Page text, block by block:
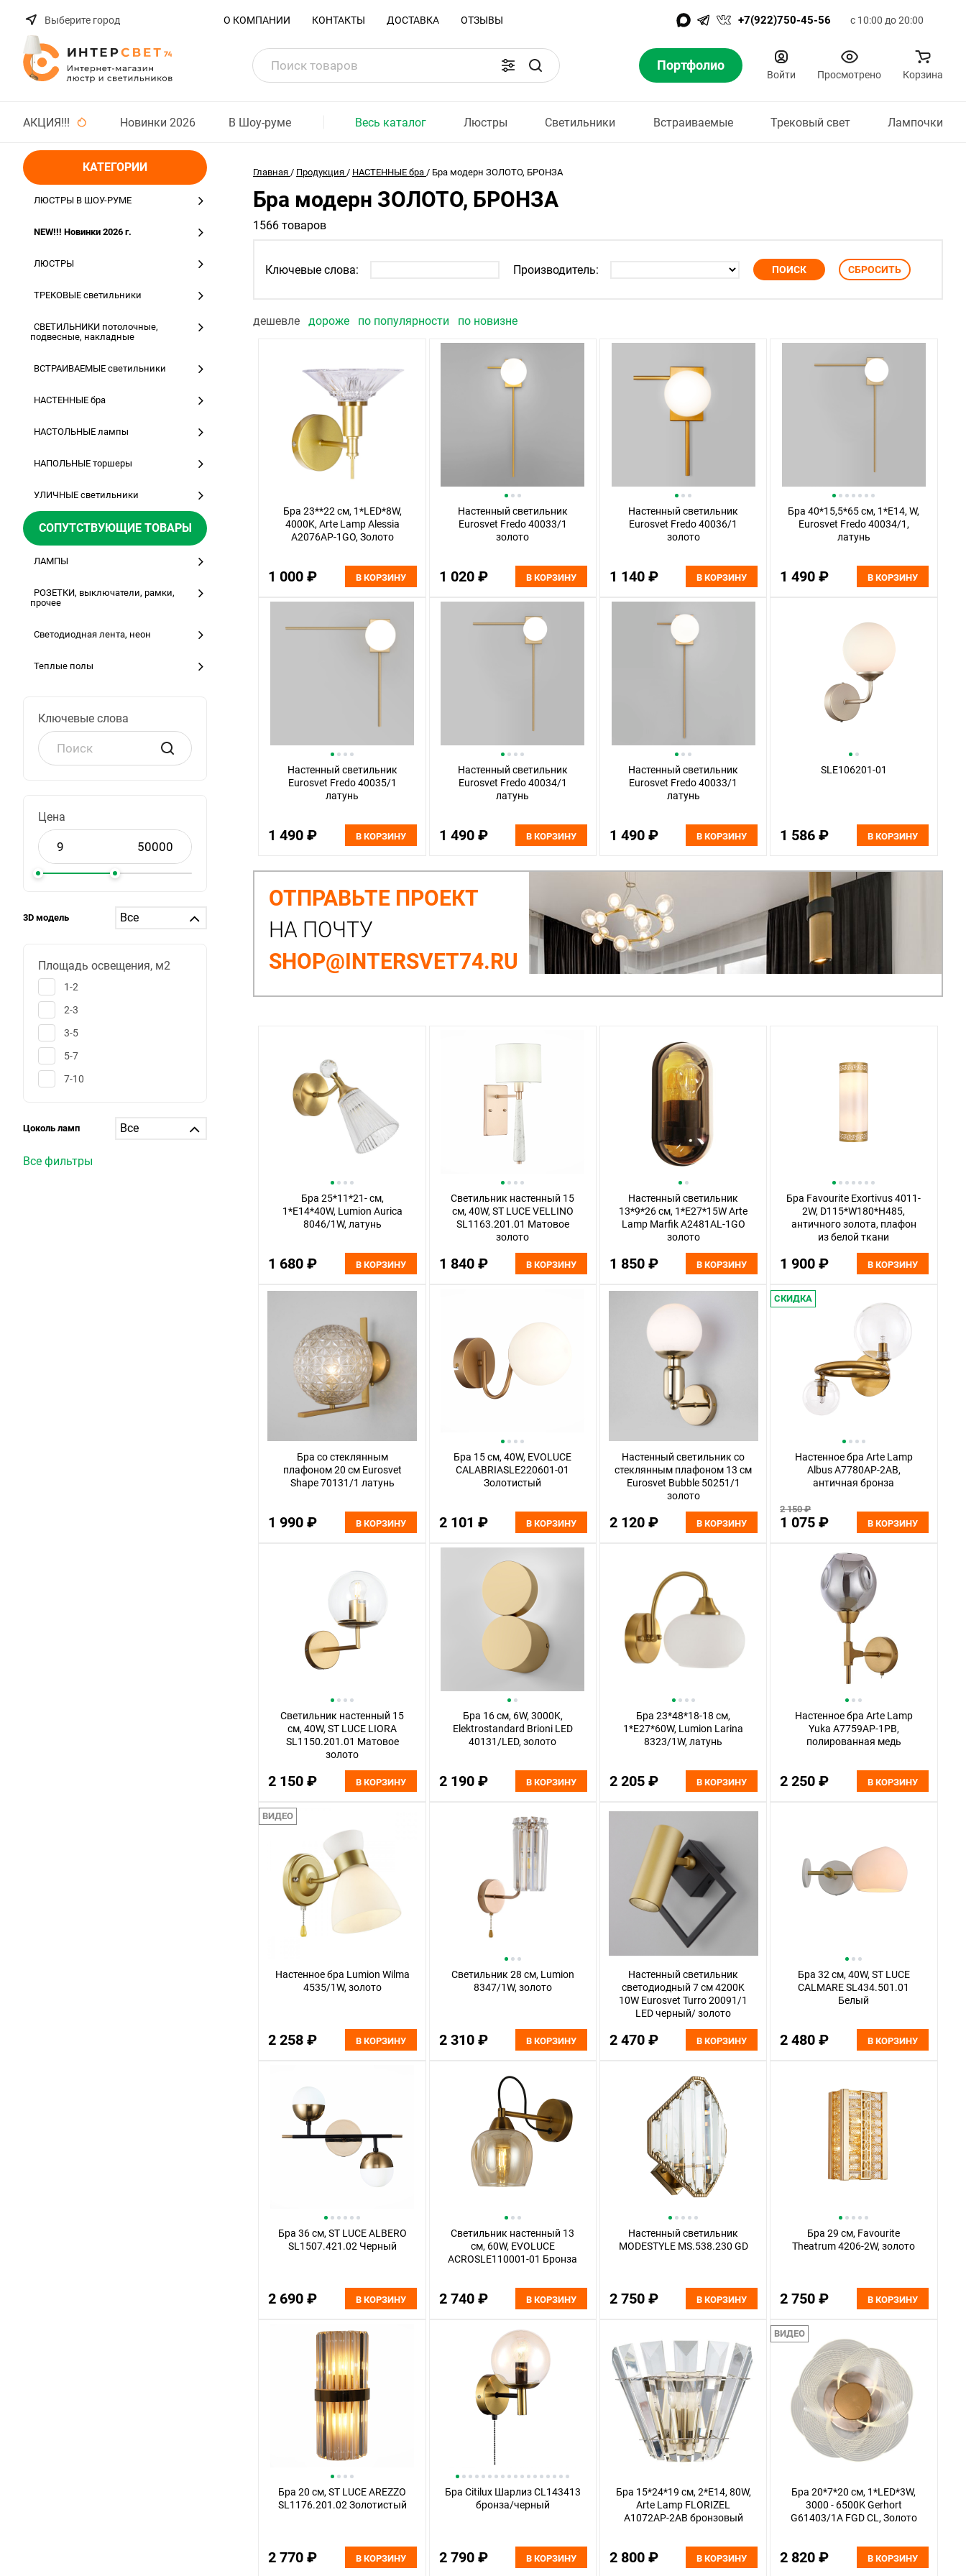
Выберите город О КОМПАНИИ КОНТАКТЫ ДОСТАВКА ОТЗЫВЫ +7(922)750-45-56 с 10:00 до 20:00
Портфолио
Войти Просмотрено Корзина
АКЦИЯ!!! Новинки 2026 В Шоу-руме Весь каталог Люстры Светильники Встраиваемые Трековый свет Лампочки
КАТЕГОРИИ
ЛЮСТРЫ В ШОУ-РУМЕ
NEW!!! Новинки 2026 г.
ЛЮСТРЫ
ТРЕКОВЫЕ светильники
СВЕТИЛЬНИКИ потолочные,
подвесные, накладные
ВСТРАИВАЕМЫЕ светильники
НАСТЕННЫЕ бра
НАСТОЛЬНЫЕ лампы
НАПОЛЬНЫЕ торшеры
УЛИЧНЫЕ светильники
СОПУТСТВУЮЩИЕ ТОВАРЫ
ЛАМПЫ
РОЗЕТКИ, выключатели, рамки,
прочее
Светодиодная лента, неон
Теплые полы
Ключевые слова
Цена
3D модель
Площадь освещения, м2
1-2
2-3
3-5
5-7
7-10
12-15
20-25
Цоколь ламп
Все фильтры
Главная / Продукция / НАСТЕННЫЕ бра / Бра модерн ЗОЛОТО, БРОНЗА
Бра модерн ЗОЛОТО, БРОНЗА
1566 товаров
Ключевые слова: Производитель:
дешевле дороже по популярности по новизне
Бра 23**22 см, 1*LED*8W,
4000K, Arte Lamp Alessia
A2076AP-1GO, Золото
1 000 ₽ В КОРЗИНУ
Настенный светильник
Eurosvet Fredo 40033/1
золото
1 020 ₽ В КОРЗИНУ
Настенный светильник
Eurosvet Fredo 40036/1
золото
1 140 ₽ В КОРЗИНУ
Бра 40*15,5*65 см, 1*E14, W,
Eurosvet Fredo 40034/1,
латунь
1 490 ₽ В КОРЗИНУ
Настенный светильник
Eurosvet Fredo 40035/1
латунь
1 490 ₽ В КОРЗИНУ
Настенный светильник
Eurosvet Fredo 40034/1
латунь
1 490 ₽ В КОРЗИНУ
Настенный светильник
Eurosvet Fredo 40033/1
латунь
1 490 ₽ В КОРЗИНУ
SLE106201-01
1 586 ₽ В КОРЗИНУ
ОТПРАВЬТЕ ПРОЕКТ
НА ПОЧТУ
SHOP@INTERSVET74.RU
Бра 25*11*21- см,
1*E14*40W, Lumion Aurica
8046/1W, латунь
1 680 ₽ В КОРЗИНУ
Светильник настенный 15
см, 40W, ST LUCE VELLINO
SL1163.201.01 Матовое
золото
1 840 ₽ В КОРЗИНУ
Настенный светильник
13*9*26 cм, 1*E27*15W Arte
Lamp Marfik A2481AL-1GO
золото
1 850 ₽ В КОРЗИНУ
Бра Favourite Exortivus 4011-
2W, D115*W180*H485,
античного золота, плафон
из белой ткани
1 900 ₽ В КОРЗИНУ
Бра со стеклянным
плафоном 20 см Eurosvet
Shape 70131/1 латунь
1 990 ₽ В КОРЗИНУ
Бра 15 см, 40W, EVOLUCE
CALABRIASLE220601-01
Золотистый
2 101 ₽ В КОРЗИНУ
Настенный светильник со
стеклянным плафоном 13 см
Eurosvet Bubble 50251/1
золото
2 120 ₽ В КОРЗИНУ
СКИДКА
Настенное бра Arte Lamp
Albus A7780AP-2AB,
античная бронза
2 150 ₽
1 075 ₽ В КОРЗИНУ
Светильник настенный 15
см, 40W, ST LUCE LIORA
SL1150.201.01 Матовое
золото
2 150 ₽ В КОРЗИНУ
Бра 16 см, 6W, 3000K,
Elektrostandard Brioni LED
40131/LED, золото
2 190 ₽ В КОРЗИНУ
Бра 23*48*18-18 см,
1*E27*60W, Lumion Larina
8323/1W, латунь
2 205 ₽ В КОРЗИНУ
Настенное бра Arte Lamp
Yuka A7759AP-1PB,
полированная медь
2 250 ₽ В КОРЗИНУ
ВИДЕО
Настенное бра Lumion Wilma
4535/1W, золото
2 258 ₽ В КОРЗИНУ
Светильник 28 см, Lumion
8347/1W, золото
2 310 ₽ В КОРЗИНУ
Настенный светильник
светодиодный 7 см 4200K
10W Eurosvet Turro 20091/1
LED черный/ золото
2 470 ₽ В КОРЗИНУ
Бра 32 см, 40W, ST LUCE
CALMARE SL434.501.01
Белый
2 480 ₽ В КОРЗИНУ
Бра 36 см, ST LUCE ALBERO
SL1507.421.02 Черный
2 690 ₽ В КОРЗИНУ
Светильник настенный 13
см, 60W, EVOLUCE
ACROSLE110001-01 Бронза
2 740 ₽ В КОРЗИНУ
Настенный светильник
MODESTYLE MS.538.230 GD
2 750 ₽ В КОРЗИНУ
Бра 29 см, Favourite
Theatrum 4206-2W, золото
2 750 ₽ В КОРЗИНУ
Бра 20 см, ST LUCE AREZZO
SL1176.201.02 Золотистый
2 770 ₽ В КОРЗИНУ
Бра Citilux Шарлиз CL143413
бронза/черный
2 790 ₽ В КОРЗИНУ
Бра 15*24*19 см, 2*E14, 80W,
Arte Lamp FLORIZEL
A1072AP-2AB бронзовый
2 800 ₽ В КОРЗИНУ
ВИДЕО
Бра 20*7*20 см, 1*LED*3W,
3000 - 6500K Gerhort
G61403/1A FGD CL, Золото
2 820 ₽ В КОРЗИНУ